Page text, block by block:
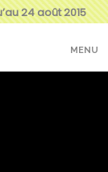
24 août 2015
MENU